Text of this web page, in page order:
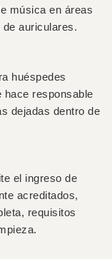
música en áreas
auriculares.
huéspedes
hace responsable
dejadas dentro de
el ingreso de
acreditados,
requisitos